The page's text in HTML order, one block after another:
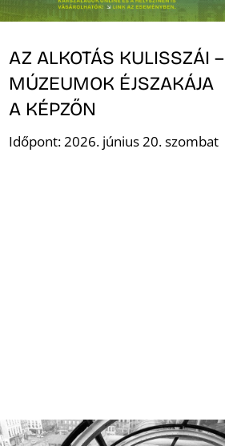
AZ ALKOTÁS KULISSZÁI –
MÚZEUMOK ÉJSZAKÁJA
A KÉPZŐN
Időpont: 2026. június 20. szombat